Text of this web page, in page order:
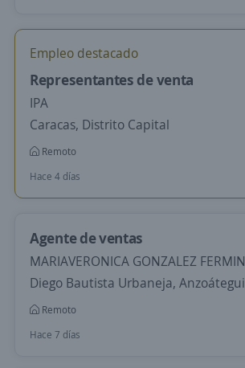
Empleo destacado
Representantes de venta
IPA
Caracas, Distrito Capital
Remoto
Hace 4 días
Agente de ventas
MARIAVERONICA GONZALEZ FERMIN
Diego Bautista Urbaneja, Anzoátegui
Remoto
Hace 7 días